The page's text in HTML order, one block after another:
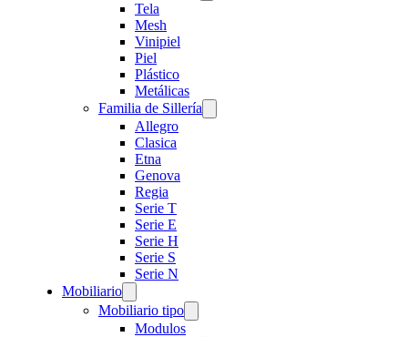
Tela
Mesh
Vinipiel
Piel
Plástico
Metálicas
Familia de Sillería
Allegro
Clasica
Etna
Genova
Regia
Serie T
Serie E
Serie H
Serie S
Serie N
Mobiliario
Mobiliario tipo
Modulos